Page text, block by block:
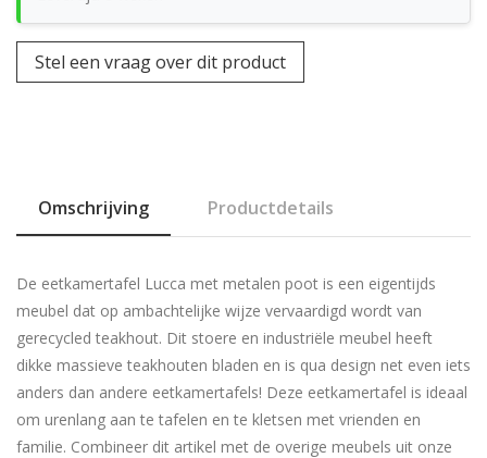
Stel een vraag over dit product
Omschrijving Productdetails
De eetkamertafel Lucca met metalen poot is een eigentijds
meubel dat op ambachtelijke wijze vervaardigd wordt van
gerecycled teakhout. Dit stoere en industriële meubel heeft
dikke massieve teakhouten bladen en is qua design net even iets
anders dan andere eetkamertafels! Deze eetkamertafel is ideaal
om urenlang aan te tafelen en te kletsen met vrienden en
familie. Combineer dit artikel met de overige meubels uit onze